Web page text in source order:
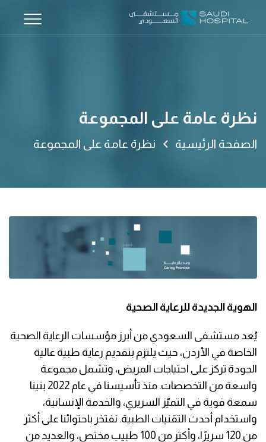
نظرة عامة على المجموعة
الصفحة الرئيسية نظرة عامة على المجموعة
الهوية الجديدة للرعاية الصحية
يُعد مستشفى السعودي من أبرز مؤسسات الرعاية الصحية
الخاصة في الأردن، حيث يلتزم بتقديم رعاية طبية عالية
الجودة تركز على احتياجات المريض، وتشمل مجموعة
واسعة من التخصصات. منذ تأسيسنا في عام 2022 بنينا
سمعة قوية في التميّز السريري، والخدمة الإنسانية،
واستخدام أحدث التقنيات الطبية. نفتخر باحتوائنا على أكثر
من 120 سريرًا، وأكثر من 100 طبيب مختص، والعديد من